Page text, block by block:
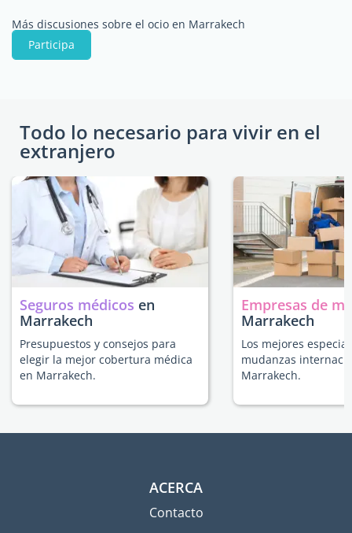
Más discusiones sobre el ocio en Marrakech
Participa
Todo lo necesario para vivir en el
extranjero
Seguros médicos en
Marrakech
Presupuestos y consejos para
elegir la mejor cobertura médica
en Marrakech.
Empresas de
Marrakech
Los mejores
mudanzas
Marrakech.
ACERCA
Contacto